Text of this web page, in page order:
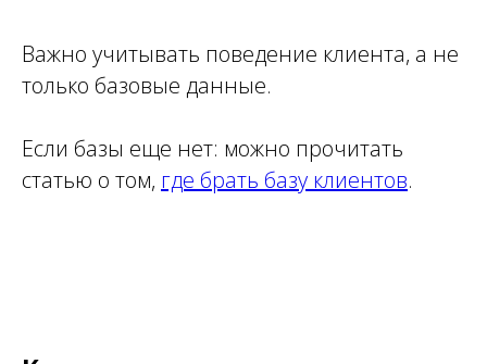
Важно учитывать поведение клиента, а не
только базовые данные.
Если базы еще нет: можно прочитать
статью о том, где брать базу клиентов.